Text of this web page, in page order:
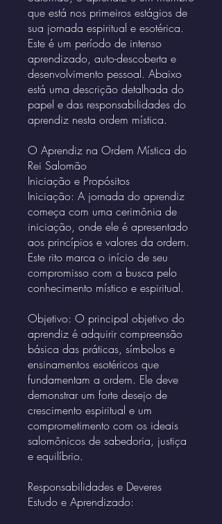
que está nos primeiros estágios de
sua jornada espiritual e esotérica.
Este é um período de intenso
aprendizado, auto-descoberta e
desenvolvimento pessoal. Abaixo
está uma descrição detalhada do
papel e das responsabilidades do
aprendiz nesta ordem mística.
O Aprendiz na Ordem Mística do
Rei Salomão
Iniciação e Propósitos
Iniciação: A jornada do aprendiz
começa com uma cerimônia de
iniciação, onde ele é apresentado
aos princípios e valores da ordem.
Este rito marca o início de seu
compromisso com a busca pelo
conhecimento místico e espiritual.
Objetivo: O principal objetivo do
aprendiz é adquirir compreensão
básica das práticas, símbolos e
ensinamentos esotéricos que
fundamentam a ordem. Ele deve
demonstrar um forte desejo de
crescimento espiritual e um
comprometimento com os ideais
salomônicos de sabedoria, justiça
e equilíbrio.
Responsabilidades e Deveres
Estudo e Aprendizado: